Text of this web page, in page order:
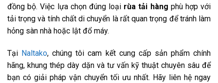
đồng bộ. Việc lựa chọn đúng loại rùa tải hàng phù hợp với
tải trọng và tính chất di chuyển là rất quan trọng để tránh làm
hỏng sàn nhà hoặc lật đổ máy.
Tại Naltako, chúng tôi cam kết cung cấp sản phẩm chính
hãng, khung thép dày dặn và tư vấn kỹ thuật chuyên sâu để
bạn có giải pháp vận chuyển tối ưu nhất. Hãy liên hệ ngay